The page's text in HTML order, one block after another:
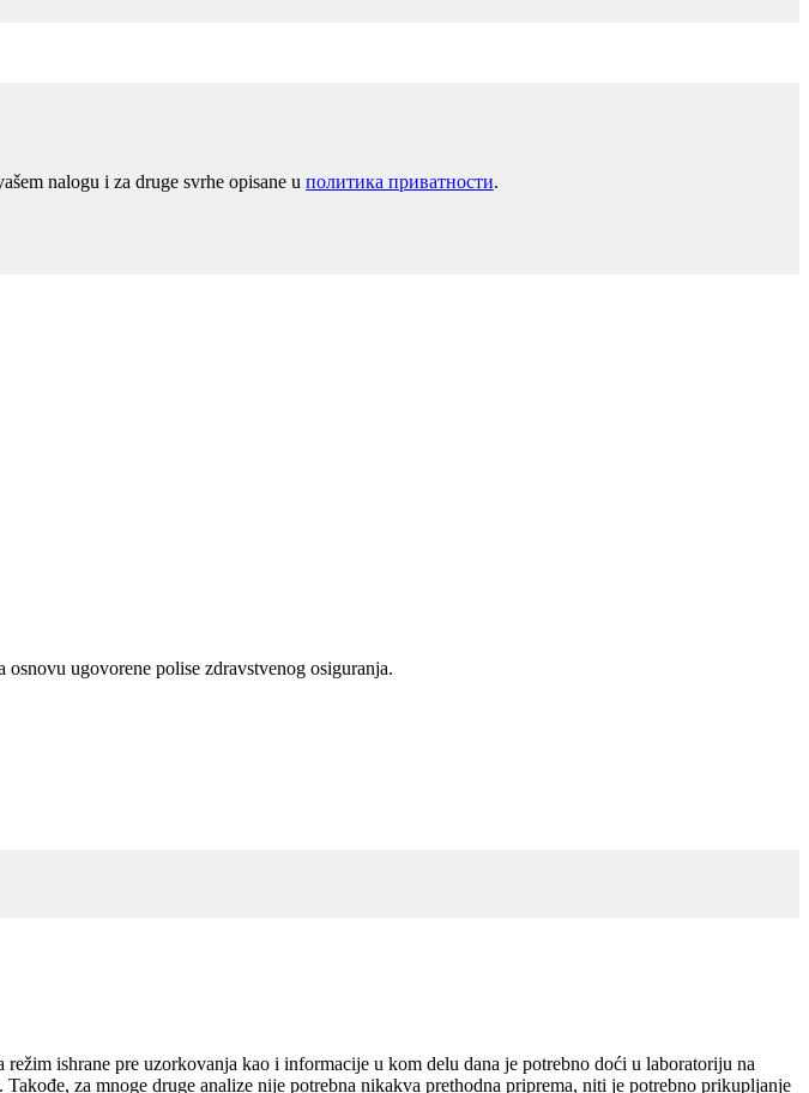
nalogu i za druge svrhe opisane u политика приватности.
ugovorene polise zdravstvenog osiguranja.
ishrane pre uzorkovanja kao i informacije u kom delu dana je potrebno doći u laboratoriju na
za mnoge druge analize nije potrebna nikakva prethodna priprema, niti je potrebno prikupljanje